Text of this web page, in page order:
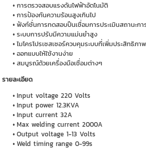
การตรวจสอบแรงดันไฟฟ้าอัตโนมัติ
การป้องกันความร้อนสูงเกินไป
ฟังก์ชั่นการทดสอบปืนเชื่อมการประเมินสถานะกา
ระบบการปรับมีความแม่นยำสูง
ไมโครโปรเซสเซอร์ควบคุมระบบที่เพิ่มประสิทธิภา
ออกแบบให้ใช้งานง่าย
สมบูรณ์ด้วยเครื่องมือเชื่อมต่างๆ
รายละเอียด
Input voltage 220 Volts
Input power 12.3KVA
Input current 32A
Max welding current 2000A
Output voltage 1-13 Volts
Weld timing range 0-99s